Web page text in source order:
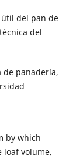
útil del pan de
del
de panadería,
by which
volume.